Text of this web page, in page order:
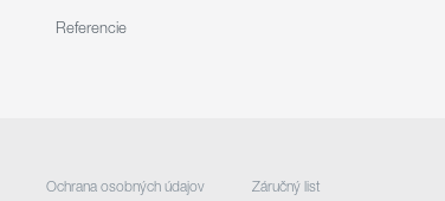
Referencie
Ochrana osobných údajov Záručný list